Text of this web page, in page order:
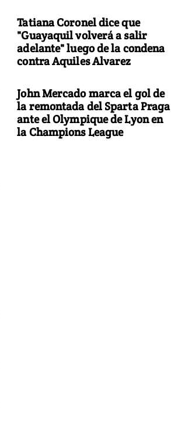
Tatiana Coronel dice que
"Guayaquil volverá a salir
adelante" luego de la condena
contra Aquiles Alvarez
John Mercado marca el gol de
la remontada del Sparta Praga
ante el Olympique de Lyon en
la Champions League